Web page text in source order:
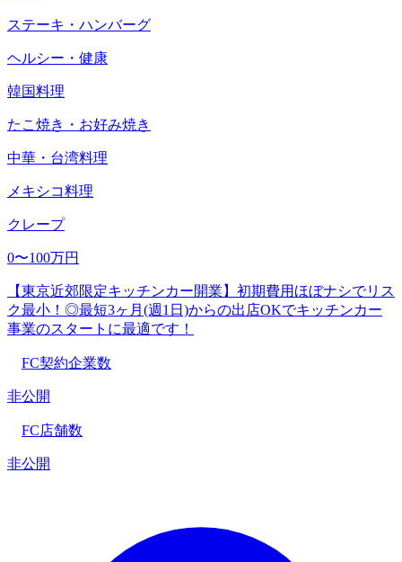
ステーキ・ハンバーグ
ヘルシー・健康
韓国料理
たこ焼き・お好み焼き
中華・台湾料理
メキシコ料理
クレープ
0〜100万円
【東京近郊限定キッチンカー開業】初期費用ほぼナシでリス
ク最小！◎最短3ヶ月(週1日)からの出店OKでキッチンカー
事業のスタートに最適です！
FC契約企業数
非公開
FC店舗数
非公開